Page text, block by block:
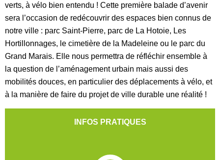
verts, à vélo bien entendu ! Cette première balade d’avenir
sera l’occasion de redécouvrir des espaces bien connus de
notre ville : parc Saint-Pierre, parc de La Hotoie, Les
Hortillonnages, le cimetière de la Madeleine ou le parc du
Grand Marais. Elle nous permettra de réfléchir ensemble à
la question de l’aménagement urbain mais aussi des
mobilités douces, en particulier des déplacements à vélo, et
à la manière de faire du projet de ville durable une réalité !
INFOS PRATIQUES